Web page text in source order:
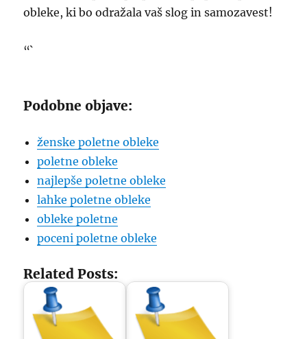
obleke, ki bo odražala vaš slog in samozavest!
“`
Podobne objave:
ženske poletne obleke
poletne obleke
najlepše poletne obleke
lahke poletne obleke
obleke poletne
poceni poletne obleke
Related Posts: